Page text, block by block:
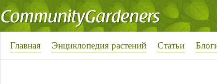
Главная Энциклопедия растений Статьи